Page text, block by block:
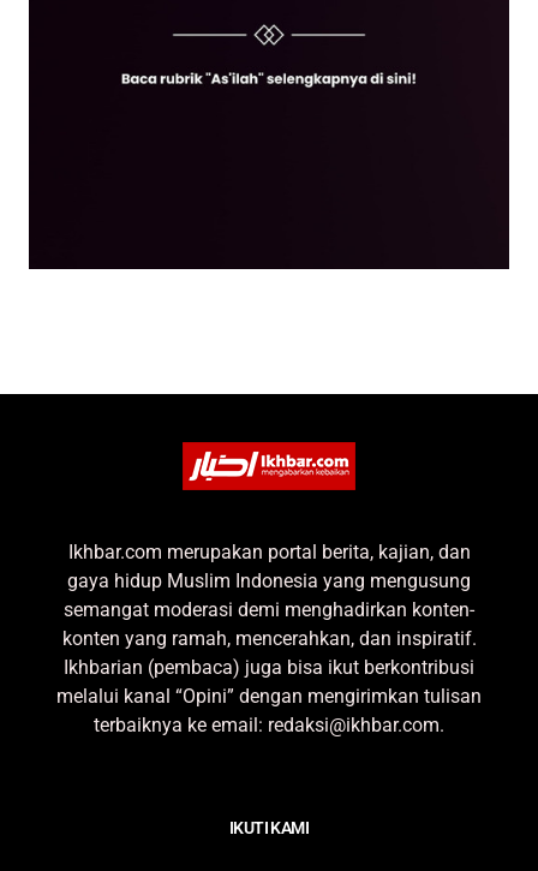
Ikhbar.com merupakan portal berita, kajian, dan
gaya hidup Muslim Indonesia yang mengusung
semangat moderasi demi menghadirkan konten-
konten yang ramah, mencerahkan, dan inspiratif.
Ikhbarian (pembaca) juga bisa ikut berkontribusi
melalui kanal “Opini” dengan mengirimkan tulisan
terbaiknya ke email: redaksi@ikhbar.com.
IKUTI KAMI